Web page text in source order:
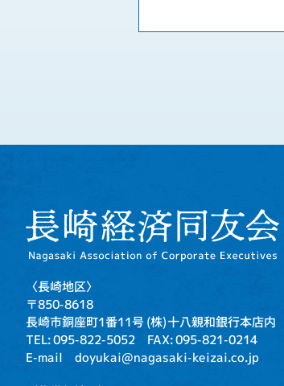
〈長崎地区〉
〒850-8618
長崎市銅座町1番11号(株)十八親和銀行本店内
TEL: 095-822-5052 FAX: 095-821-0214
E-mail doyukai@nagasaki-keizai.co.jp